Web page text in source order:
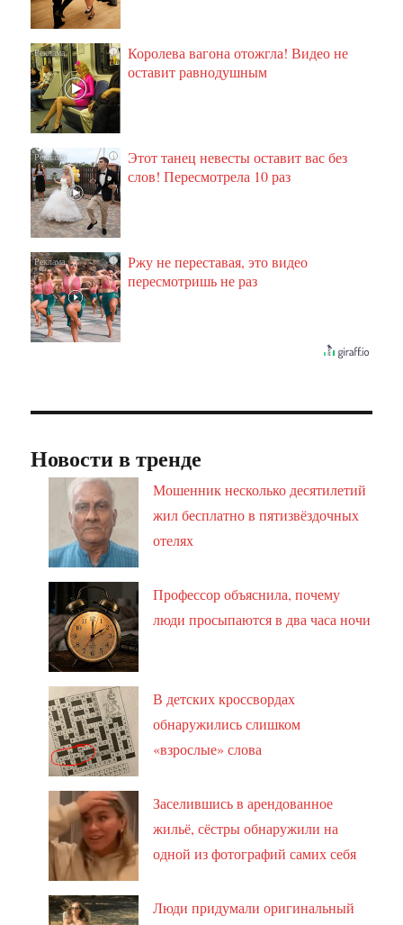
i
Королева вагона отожгла! Видео не
оставит равнодушным
i
Этот танец невесты оставит вас без
слов! Пересмотрела 10 раз
i
Ржу не переставая, это видео
пересмотришь не раз
Новости в тренде
Мошенник несколько десятилетий
жил бесплатно в пятизвёздочных
отелях
Профессор объяснила, почему
люди просыпаются в два часа ночи
В детских кроссвордах
обнаружились слишком
«взрослые» слова
Заселившись в арендованное
жильё, сёстры обнаружили на
одной из фотографий самих себя
Люди придумали оригинальный